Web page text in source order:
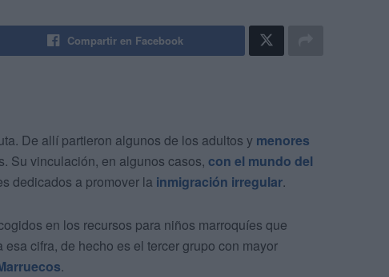
Compartir en Facebook
De allí partieron algunos de los adultos y menores
Su vinculación, en algunos casos, con el mundo del
dedicados a promover la inmigración irregular.
en los recursos para niños marroquíes que
cifra, de hecho es el tercer grupo con mayor
.